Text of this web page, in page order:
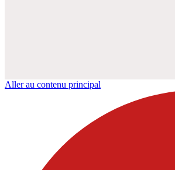
Aller au contenu principal